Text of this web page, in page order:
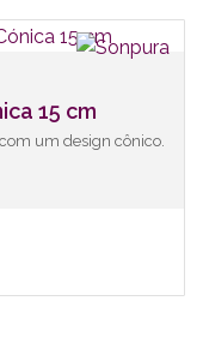
15 cm
um design cônico.